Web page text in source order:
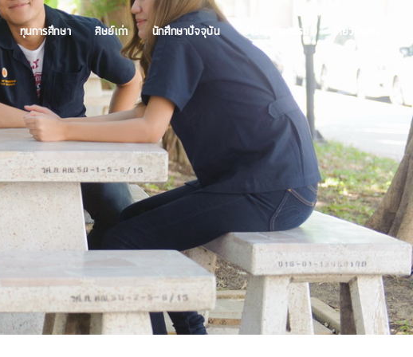
ทุนการศึกษา ศิษย์เก่า นักศึกษาปัจจุบัน ข่าวและกิจกรรม เกี่ยวกับเรา